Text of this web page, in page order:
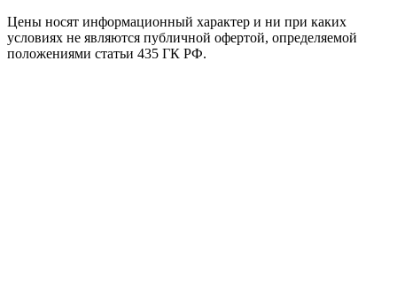
Цены носят информационный характер и ни при каких
условиях не являются публичной офертой, определяемой
положениями статьи 435 ГК РФ.